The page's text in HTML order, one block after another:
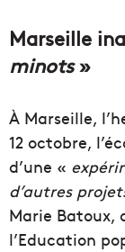
Marseille
minots»
À Marseille,
12 octobre,
d’une «
d’autres
Marie Batoux,
l’Education